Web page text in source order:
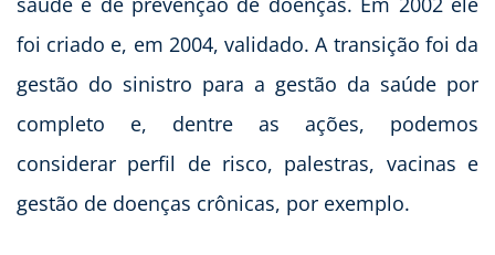
foi criado e, em 2004, validado. A transição foi da
gestão do sinistro para a gestão da saúde por
completo e, dentre as ações, podemos
considerar perfil de risco, palestras, vacinas e
gestão de doenças crônicas, por exemplo.